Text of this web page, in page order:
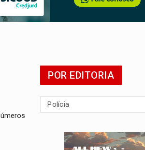
mi
POR EDITORIA